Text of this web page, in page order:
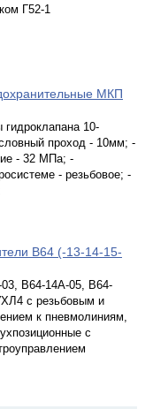
Г52-1
МКП
10-
проход - 10мм; -
- 32 МПа; -
- резьбовое; -
В64 (-13-14-15-
В64-14А-05, В64-
с резьбовым и
к пневмолиниям,
с